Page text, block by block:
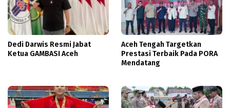
Dedi Darwis Resmi Jabat
Ketua GAMBASI Aceh
Aceh Tengah Targetkan
Prestasi Terbaik Pada PORA
Mendatang